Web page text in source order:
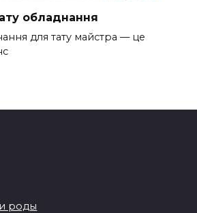
обладнання
для тату майстра — це
роды